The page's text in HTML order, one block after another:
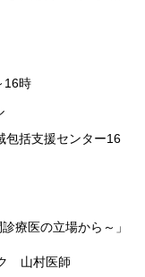
16時
括支援センター16
療医の立場から～」
山村医師